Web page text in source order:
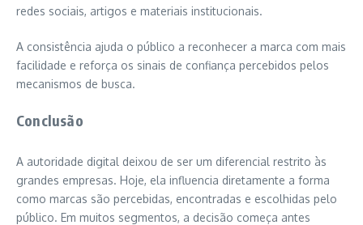
redes sociais, artigos e materiais institucionais.
A consistência ajuda o público a reconhecer a marca com mais
facilidade e reforça os sinais de confiança percebidos pelos
mecanismos de busca.
Conclusão
A autoridade digital deixou de ser um diferencial restrito às
grandes empresas. Hoje, ela influencia diretamente a forma
como marcas são percebidas, encontradas e escolhidas pelo
público. Em muitos segmentos, a decisão começa antes